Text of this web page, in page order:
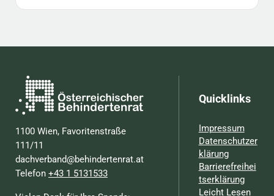
1100 Wien, Favoritenstraße
111/11
dachverband@behindertenrat.at
Telefon+43 1 5131533
Quicklinks
Impressum
Datenschutzer
klärung
Barrierefreihei
tserklärung
Leicht Lesen